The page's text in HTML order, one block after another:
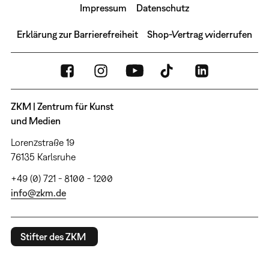
Impressum Datenschutz
Erklärung zur Barrierefreiheit Shop-Vertrag widerrufen
ZKM | Zentrum für Kunst
und Medien
Lorenzstraße 19
76135 Karlsruhe
+49 (0) 721 - 8100 - 1200
info@zkm.de
Stifter des ZKM